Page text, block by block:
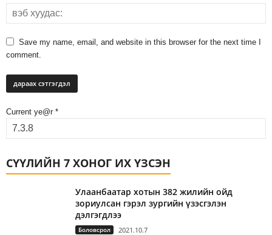
Save my name, email, and website in this browser for the next time I
comment.
Current ye@r *
СҮҮЛИЙН 7 ХОНОГ ИХ ҮЗСЭН
Улаанбаатар хотын 382 жилийн ойд
зориулсан гэрэл зургийн үзэсгэлэн
дэлгэгдлээ
Боловсрол 2021.10.7